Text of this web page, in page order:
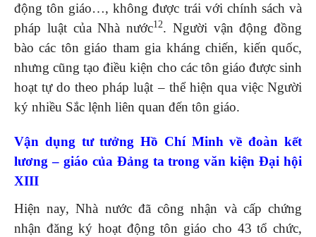
động tôn giáo…, không được trái với chính sách và
pháp luật của Nhà nước12. Người vận động đồng
bào các tôn giáo tham gia kháng chiến, kiến quốc,
nhưng cũng tạo điều kiện cho các tôn giáo được sinh
hoạt tự do theo pháp luật – thể hiện qua việc Người
ký nhiều Sắc lệnh liên quan đến tôn giáo.
Vận dụng tư tưởng Hồ Chí Minh về đoàn kết
lương – giáo của Đảng ta trong văn kiện Đại hội
XIII
Hiện nay, Nhà nước đã công nhận và cấp chứng
nhận đăng ký hoạt động tôn giáo cho 43 tổ chức,